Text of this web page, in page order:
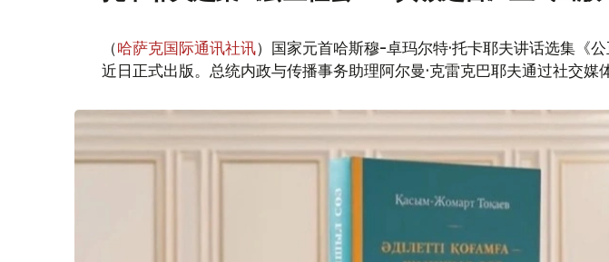
（哈萨克国际通讯社讯）国家元首哈斯穆-卓玛尔特·托卡耶夫讲话选集《
近日正式出版。总统内政与传播事务助理阿尔曼·克雷克巴耶夫通过社交媒